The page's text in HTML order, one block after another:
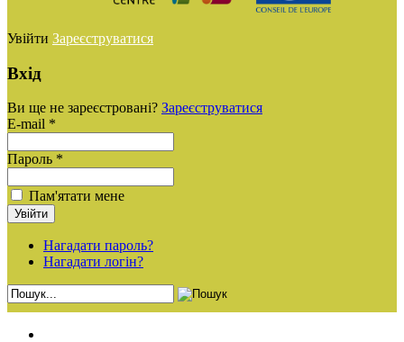
Увійти Зареєструватися
Вхід
Ви ще не зареєстровані? Зареєструватися
E-mail *
Пароль *
Пам'ятати мене
Нагадати пароль?
Нагадати логін?